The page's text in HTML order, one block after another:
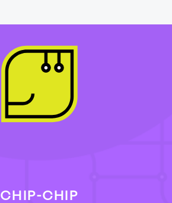
CHIP-CHIP